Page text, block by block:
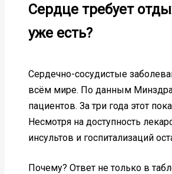
Сердце требует
уже есть?
Сердечно-сосудистые
всём мире. По данным
пациентов. За три года этот
Несмотря на доступность
инсультов и госпитализаций
Почему? Ответ не только в